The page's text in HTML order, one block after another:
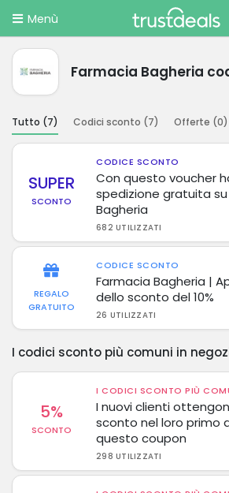
Menù
Farmacia Bagheria
Tutto (7) Codici sconto (7) Offerte (0)
SUPER
SCONTO
CODICE SCONTO
Con questo voucher
spedizione gratuita
Bagheria
682 UTILIZZATI
REGALO
GRATUITO
CODICE SCONTO
Farmacia Bagheria |
dello sconto del 10%
26 UTILIZZATI
I codici sconto più comuni in
5%
SCONTO
I CODICI SCONTO PIÙ
I nuovi clienti
sconto nel loro primo
questo coupon
298 UTILIZZATI